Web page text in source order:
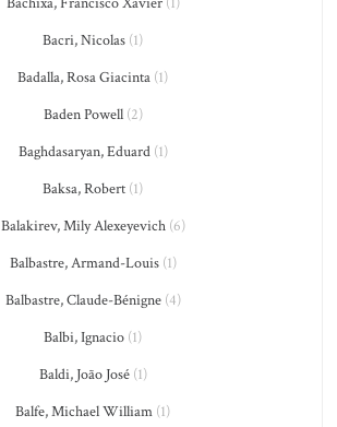
Bacri, Nicolas (1)
Badalla, Rosa Giacinta (1)
Baden Powell(2)
Baghdasaryan, Eduard(1)
Baksa, Robert (1)
Balakirev, Mily Alexeyevich(6)
Balbastre, Armand-Louis(1)
Balbastre, Claude-Bénigne(4)
Balbi, Ignacio (1)
Baldi, João José(1)
Balfe, Michael William (1)